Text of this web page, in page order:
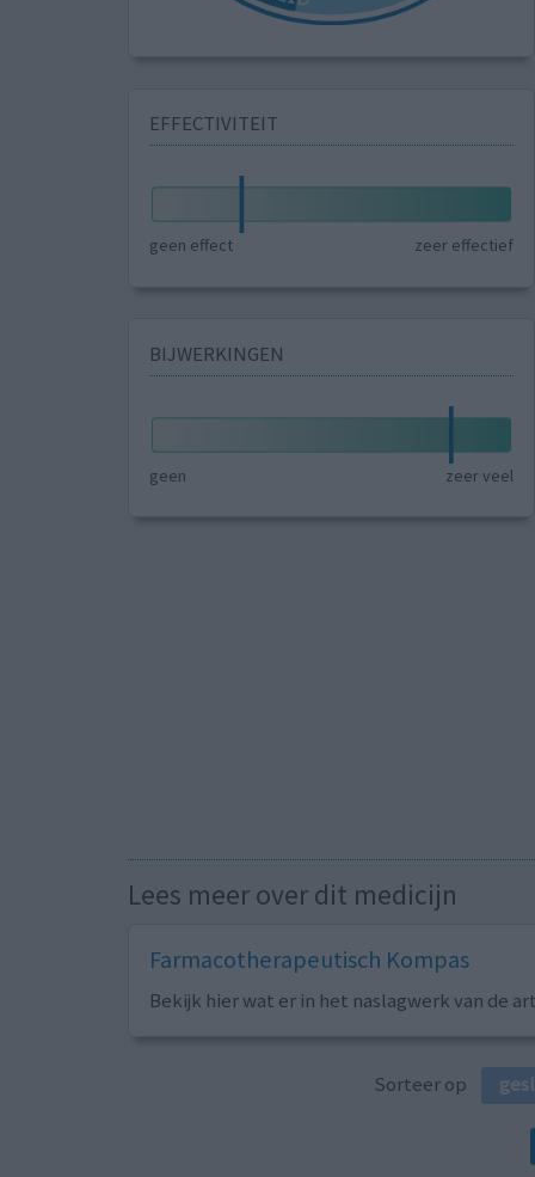
EFFECTIVITEIT
geen effect zeer effectief
BIJWERKINGEN
geen zeer veel
Lees meer over dit medicijn
Farmacotherapeutisch Kompas
Bekijk hier wat er in het naslagwerk van de
Sorteer op